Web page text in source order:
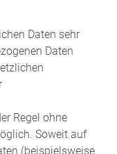
Daten sehr
Daten
Regel ohne
Soweit auf
(beispielsweise